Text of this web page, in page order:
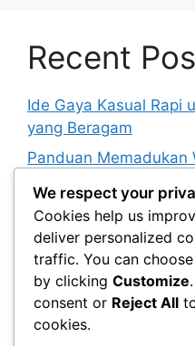
Recent
Ide Gaya Kasual Rapi
yang Beragam
Panduan Memadukan
Cara Menyusun
Kebutuhan Berpakaian
Peran Istirahat yang
Penampilan dan
Panduan Menentukan
We respect your
Cookies help us
deliver personalized
traffic. You can
by clicking Customize
consent or Reject All
cookies.